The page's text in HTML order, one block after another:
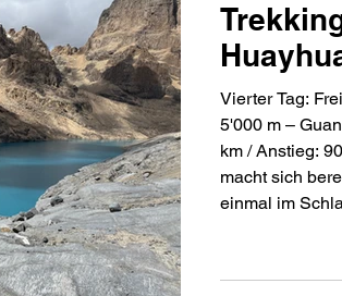
Vierter Tag:
5'000 m –
km / Anstieg: 908 m / Abstieg: 734 m 6:00 Uhr: Christina
macht sich
einmal im
macht sich